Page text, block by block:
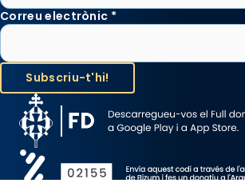
Correu electrònic *